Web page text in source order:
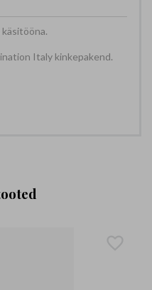
Italy kinkepakend.